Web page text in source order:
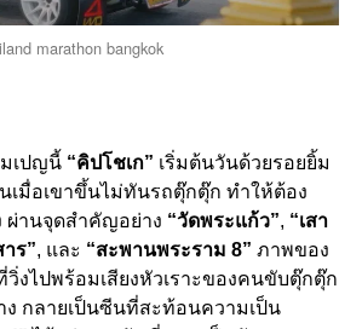
marathon bangkok
เปญนี้ “คิปโชเก” เริ่มต้นวันด้วยรอยยิ้ม
เมื่อเขาขึ้นไม่ทันรถตุ๊กตุ๊ก ทำให้ต้อง
ผ่านจุดสำคัญอย่าง “วัดพระแก้ว”, “เสา
ร”, และ “สะพานพระราม 8” ภาพของ
งไปพร้อมเสียงหัวเราะของคนขับตุ๊กตุ๊ก
กลายเป็นซีนที่สะท้อนความเป็น